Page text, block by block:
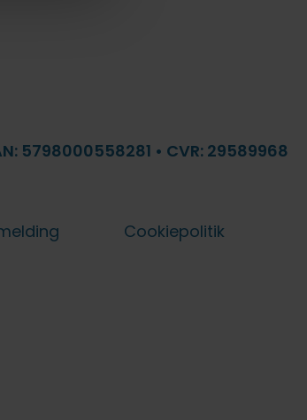
5798000558281 • CVR: 29589968
Cookiepolitik